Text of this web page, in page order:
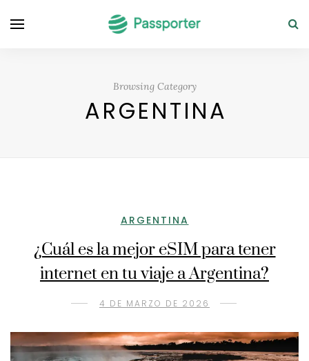
Browsing Category
ARGENTINA
ARGENTINA
¿Cuál es la mejor eSIM para tener
internet en tu viaje a Argentina?
4 DE MARZO DE 2026